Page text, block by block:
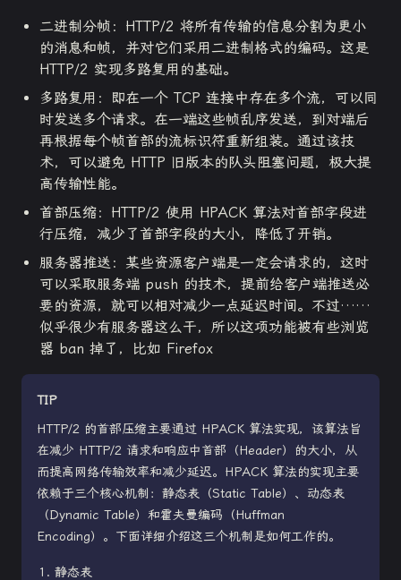
二进制分帧：HTTP/2 将所有传输的信息分割为更小
的消息和帧，并对它们采用二进制格式的编码。这是
HTTP/2 实现多路复用的基础。
多路复用：即在一个 TCP 连接中存在多个流，可以同
时发送多个请求。在一端这些帧乱序发送，到对端后
再根据每个帧首部的流标识符重新组装。通过该技
术，可以避免 HTTP 旧版本的队头阻塞问题，极大提
高传输性能。
首部压缩：HTTP/2 使用 HPACK 算法对首部字段进
行压缩，减少了首部字段的大小，降低了开销。
服务器推送：某些资源客户端是一定会请求的，这时
可以采取服务端 push 的技术，提前给客户端推送必
要的资源，就可以相对减少一点延迟时间。不过……
似乎很少有服务器这么干，所以这项功能被有些浏览
器 ban 掉了，比如 Firefox
TIP
HTTP/2 的首部压缩主要通过 HPACK 算法实现，该算法旨
在减少 HTTP/2 请求和响应中首部（Header）的大小，从
而提高网络传输效率和减少延迟。HPACK 算法的实现主要
依赖于三个核心机制：静态表（Static Table）、动态表
（Dynamic Table）和霍夫曼编码（Huffman
Encoding）。下面详细介绍这三个机制是如何工作的。
静态表